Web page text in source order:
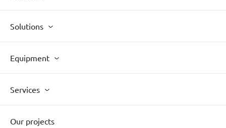
Solutions
Equipment
Services
Our projects